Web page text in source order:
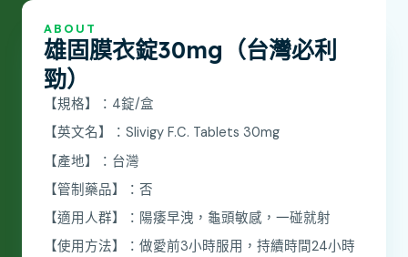
ABOUT
雄固膜衣錠30mg（台灣必利
勁）
【規格】：4錠/盒
【英文名】：Slivigy F.C. Tablets 30mg
【產地】：台灣
【管制藥品】：否
【適用人群】：陽痿早洩，龜頭敏感，一碰就射
【使用方法】：做愛前3小時服用，持續時間24小時